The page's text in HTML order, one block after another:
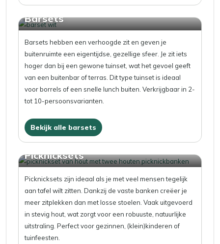
Barsets
Barsets hebben een verhoogde zit en geven je
buitenruimte een eigentijdse, gezellige sfeer. Je zit iets
hoger dan bij een gewone tuinset, wat het gevoel geeft
van een buitenbar of terras. Dit type tuinset is ideaal
voor borrels of een snelle lunch buiten. Verkrijgbaar in 2-
tot 10-persoonsvarianten.
Bekijk alle barsets
Picknicksets
Picknicksets zijn ideaal als je met veel mensen tegelijk
aan tafel wilt zitten. Dankzij de vaste banken creëer je
meer zitplekken dan met losse stoelen. Vaak uitgevoerd
in stevig hout, wat zorgt voor een robuuste, natuurlijke
uitstraling. Perfect voor gezinnen, (klein)kinderen of
tuinfeesten.